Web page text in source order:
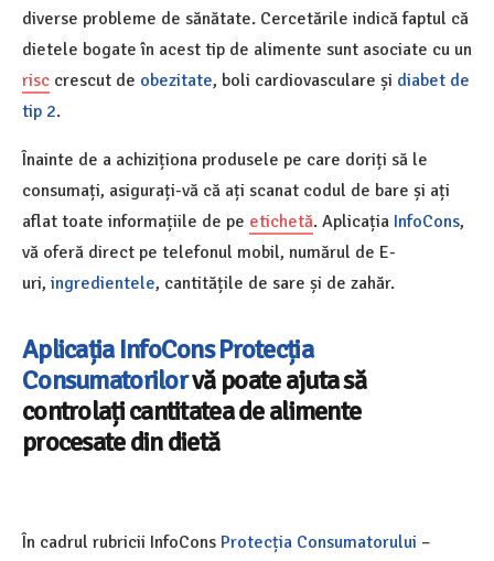
diverse probleme de sănătate. Cercetările indică faptul că
dietele bogate în acest tip de alimente sunt asociate cu un
risc crescut de obezitate, boli cardiovasculare și diabet de
tip 2.
Înainte de a achiziționa produsele pe care doriți să le
consumați, asigurați-vă că ați scanat codul de bare și ați
aflat toate informațiile de pe etichetă. Aplicația InfoCons,
vă oferă direct pe telefonul mobil, numărul de E-
uri, ingredientele, cantitățile de sare și de zahăr.
Aplicația InfoConsProtecția
Consumatorilorvă poate ajuta să
controlați cantitatea de alimente
procesatedin dietă
În cadrul rubricii InfoCons Protecția Consumatorului –